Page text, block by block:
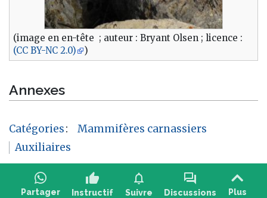
(image en en-tête ; auteur : Bryant Olsen ; licence :
(CC BY-NC 2.0)
)
Annexes
Catégories:
Mammifères carnassiers
Auxiliaires
Partager
thumb_up
Instructif
notifications
Suivre
forum
Discussions Plus